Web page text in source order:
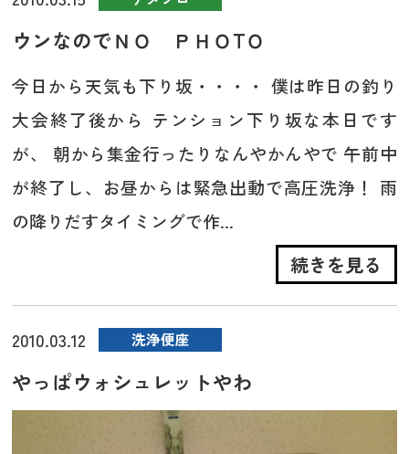
ウンなのでＮＯ ＰＨＯTＯ
今日から天気も下り坂・・・・ 僕は昨日の釣り
大会終了後から テンション下り坂な本日です
が、 朝から集金行ったりなんやかんやで 午前中
が終了し、お昼からは緊急出動で高圧洗浄！ 雨
の降りだすタイミングで作...
続きを見る
2010.03.12 洗浄便座
やっぱウォシュレットやわ